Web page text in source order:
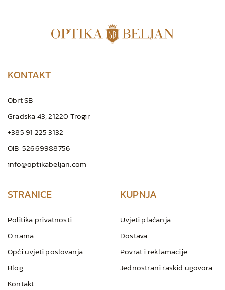
KONTAKT
Obrt SB
Gradska 43, 21220 Trogir
+385 91 225 3132
OIB: 52669988756
info@optikabeljan.com
STRANICE
Politika privatnosti
O nama
Opći uvjeti poslovanja
Blog
Kontakt
KUPNJA
Uvjeti plaćanja
Dostava
Povrat i reklamacije
Jednostrani raskid ugovora